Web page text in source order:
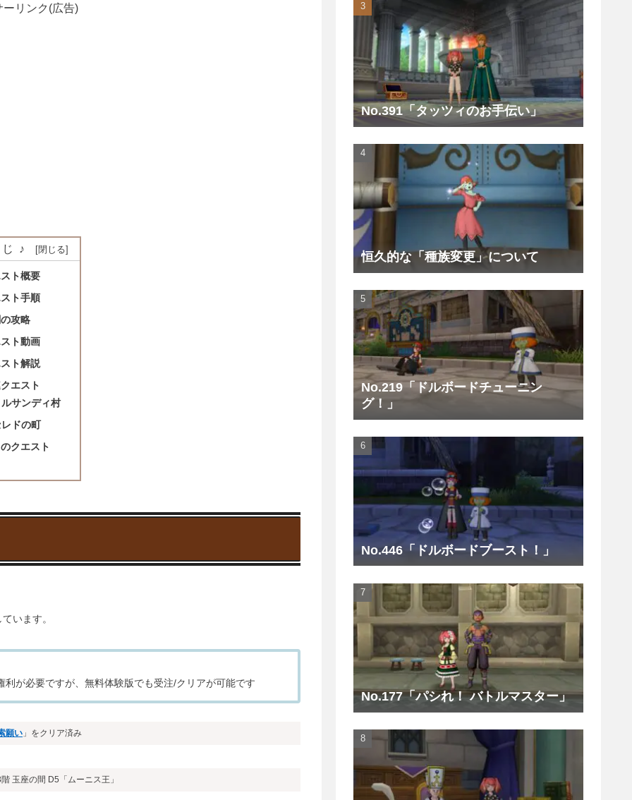
ーリンク(広告)
♪
ト概要
ト手順
攻略
ト動画
ト解説
エスト
サンディ村
ドの町
クエスト
います。
が必要ですが、無料体験版でも受注/クリアが可能です
願い 」をクリア済み
玉座の間 D5「ムーニス王」
No.391「タッツィのお手伝い」
恒久的な「種族変更」について
No.219「ドルボードチューニン
グ！」
No.446「ドルボードブースト！」
No.177「パシれ！ バトルマスター」